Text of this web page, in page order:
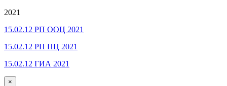
2021
15.02.12 РП ООЦ 2021
15.02.12 РП ПЦ 2021
15.02.12 ГИА 2021
×